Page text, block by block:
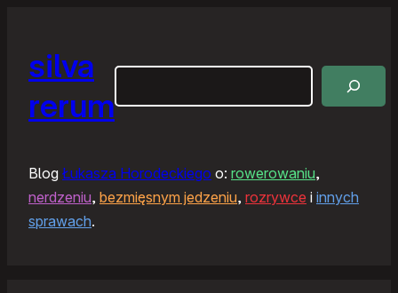
silva
rerum
Blog Łukasza Horodeckiego o: rowerowaniu,
nerdzeniu, bezmięsnym jedzeniu, rozrywce i innych
sprawach.